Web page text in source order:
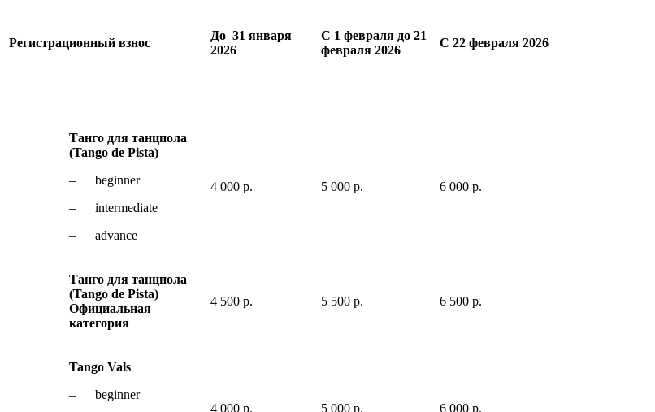
Регистрационный взнос
До 31 января
2026
С 1 февраля до 21
февраля 2026
С 22 февраля 2026
Танго для танцпола
(Tango de Pista)
– beginner
– intermediate
– advance
4 000 р. 5 000 р. 6 000 р.
Танго для танцпола
(Tango de Pista)
Официальная
категория
4 500 р. 5 500 р. 6 500 р.
Tango Vals
– beginner
4 000 р.
5 000 р. 6 000 р.